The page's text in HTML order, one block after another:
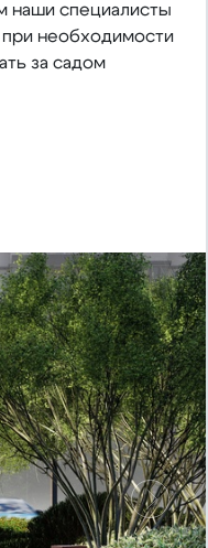
наши специалисты
необходимости
за садом